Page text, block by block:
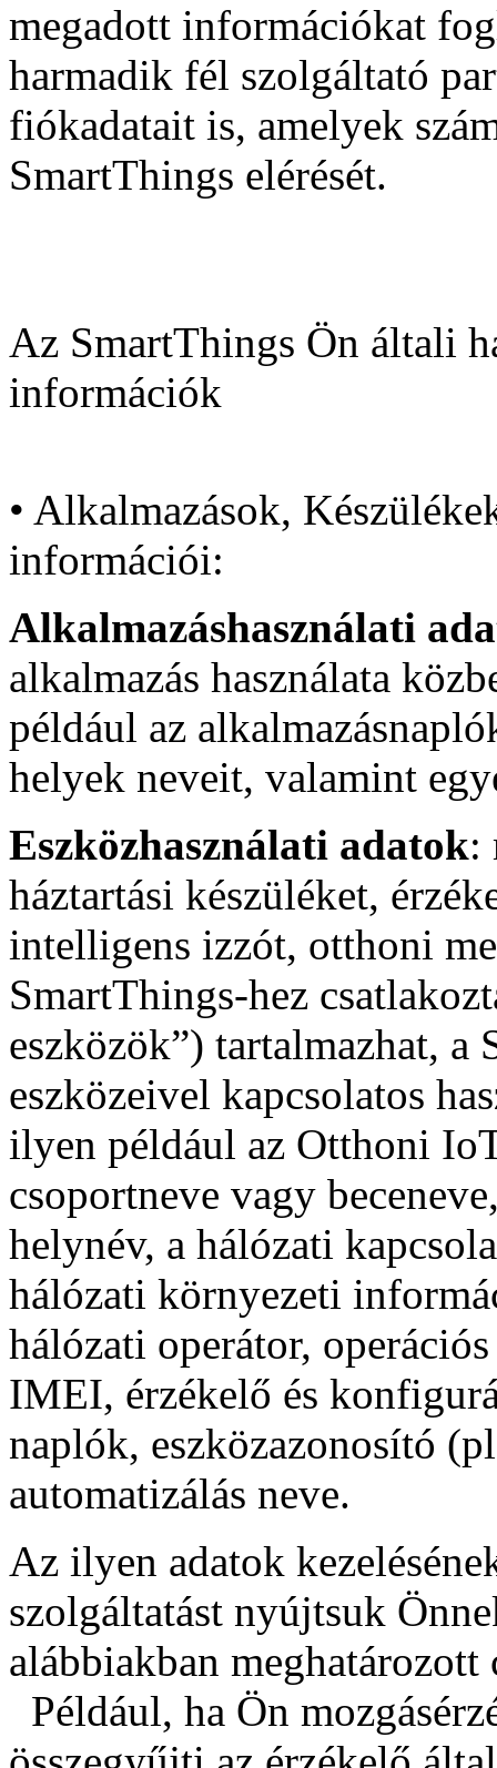
megadott információkat
harmadik fél szolgáltató
fiókadatait is, amelyek
SmartThings elérését.
Az SmartThings Ön általi
információk
• Alkalmazások,
információi:
Alkalmazáshasználati
alkalmazás használata
például az
helyek neveit, valamint
Eszközhasználati adatok:
háztartási készüléket,
intelligens izzót, otthoni
SmartThings-hez
eszközök”) tartalmazhat,
eszközeivel kapcsolatos
ilyen például az Otthoni
csoportneve vagy
helynév, a hálózati
hálózati környezeti
hálózati operátor,
IMEI, érzékelő és
naplók, eszközazonosító
automatizálás neve.
Az ilyen adatok
szolgáltatást nyújtsuk
alábbiakban
Például, ha Ön